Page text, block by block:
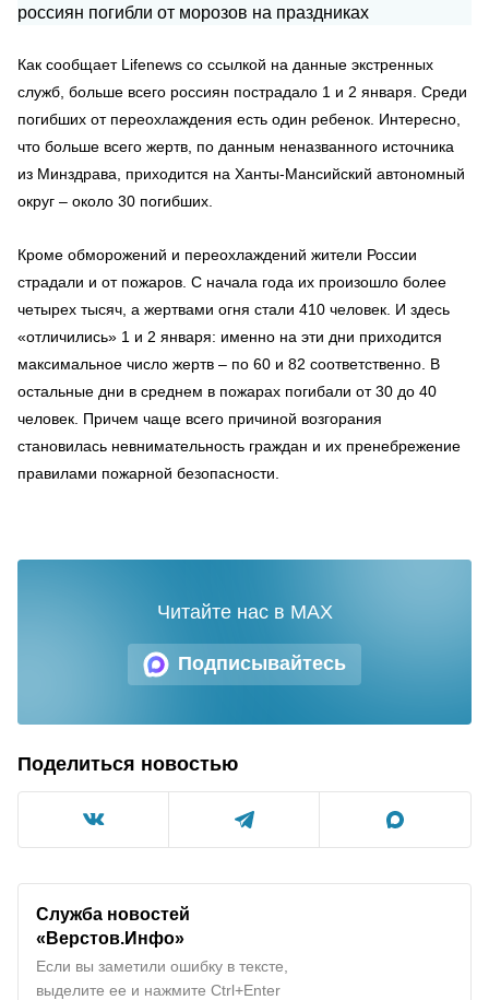
Как сообщает Lifenews со ссылкой на данные экстренных
служб, больше всего россиян пострадало 1 и 2 января. Среди
погибших от переохлаждения есть один ребенок. Интересно,
что больше всего жертв, по данным неназванного источника
из Минздрава, приходится на Ханты-Мансийский автономный
округ – около 30 погибших.
Кроме обморожений и переохлаждений жители России
страдали и от пожаров. С начала года их произошло более
четырех тысяч, а жертвами огня стали 410 человек. И здесь
«отличились» 1 и 2 января: именно на эти дни приходится
максимальное число жертв – по 60 и 82 соответственно. В
остальные дни в среднем в пожарах погибали от 30 до 40
человек. Причем чаще всего причиной возгорания
становилась невнимательность граждан и их пренебрежение
правилами пожарной безопасности.
Подписывайтесь
Читайте нас в MAX
Поделиться новостью
Служба новостей
«Верстов.Инфо»
Если вы заметили ошибку в тексте,
выделите ее и нажмите Ctrl+Enter